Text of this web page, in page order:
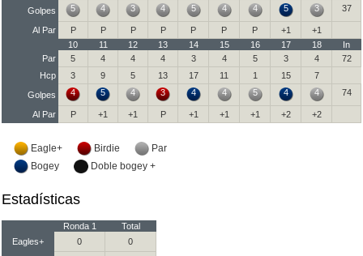
Golpes
5 4 3 4 5 4 4 5 3 37
Al Par P P P P P P P +1
+1
10
11 12 13 14 15 16 17 18
In
Par
5 4 4 4 3 4 5 3 4
72
Hcp
3 9 5 13 17 11 1 15
7
Golpes
4 5 4 3 4 4 5 4 4 74
Al Par P +1 +1 P +1 +1 +1 +2 +2
Eagle+ Birdie
Par
Bogey
Doble bogey +
Estadísticas
Ronda 1
Total
Eagles+
0 0